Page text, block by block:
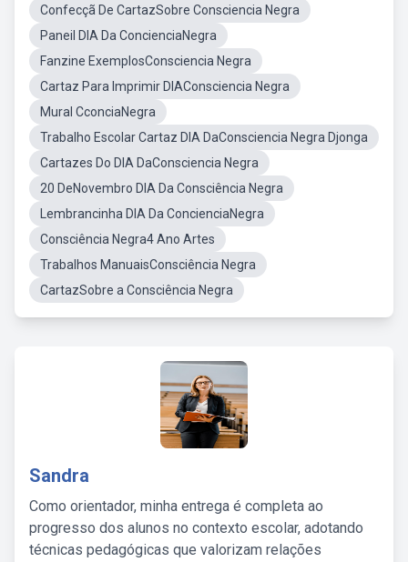
Confecçã De CartazSobre Consciencia Negra
Paneil DIA Da ConcienciaNegra
Fanzine ExemplosConsciencia Negra
Cartaz Para Imprimir DIAConsciencia Negra
Mural CconciaNegra
Trabalho Escolar Cartaz DIA DaConsciencia Negra Djonga
Cartazes Do DIA DaConsciencia Negra
20 DeNovembro DIA Da Consciência Negra
Lembrancinha DIA Da ConcienciaNegra
Consciência Negra4 Ano Artes
Trabalhos ManuaisConsciência Negra
CartazSobre a Consciência Negra
Sandra
Como orientador, minha entrega é completa ao
progresso dos alunos no contexto escolar, adotando
técnicas pedagógicas que valorizam relações